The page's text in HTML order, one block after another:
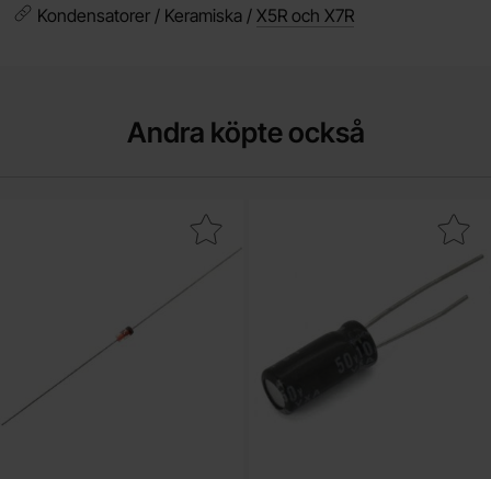
Kondensatorer / Keramiska / X5R och X7R
Andra köpte också
Makera 1N4148 DO-35 75V 200mA som favorit
Makera elektrolytkondensator 10uF 25V